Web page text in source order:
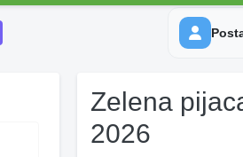
Zelena
2026